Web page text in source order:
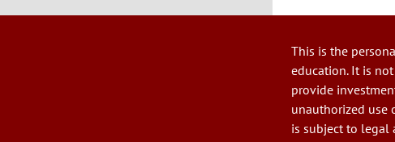
This is the
education. It is
provide
unauthorized use
is subject to legal